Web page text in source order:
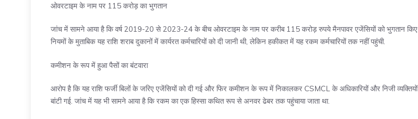
ओवरटाइम के नाम पर 115 करोड़ का भुगतान
जांच में सामने आया है कि वर्ष 2019-20 से 2023-24 के बीच ओवरटाइम के नाम पर करीब 115 करोड़ रुपये मैनपावर एजेंसियों को भुगतान
नियमों के मुताबिक यह राशि शराब दुकानों में कार्यरत कर्मचारियों को दी जानी थी, लेकिन हकीकत में यह रकम कर्मचारियों तक नहीं पहुंची.
कमीशन के रूप में हुआ पैसों का बंटवारा
आरोप है कि यह राशि फर्जी बिलों के जरिए एजेंसियों को दी गई और फिर कमीशन के रूप में निकालकर CSMCL के अधिकारियों और निजी
बांटी गई. जांच में यह भी सामने आया है कि रकम का एक हिस्सा कथित रूप से अनवर ढेबर तक पहुंचाया जाता था.